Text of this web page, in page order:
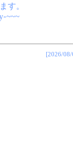
す。
~~~
[2026/